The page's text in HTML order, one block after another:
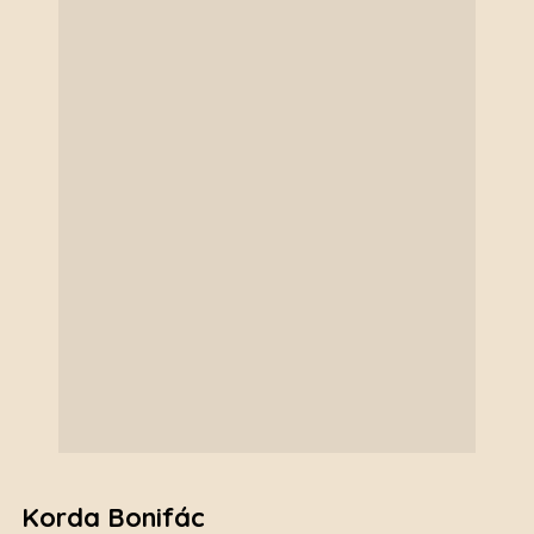
Korda Bonifác